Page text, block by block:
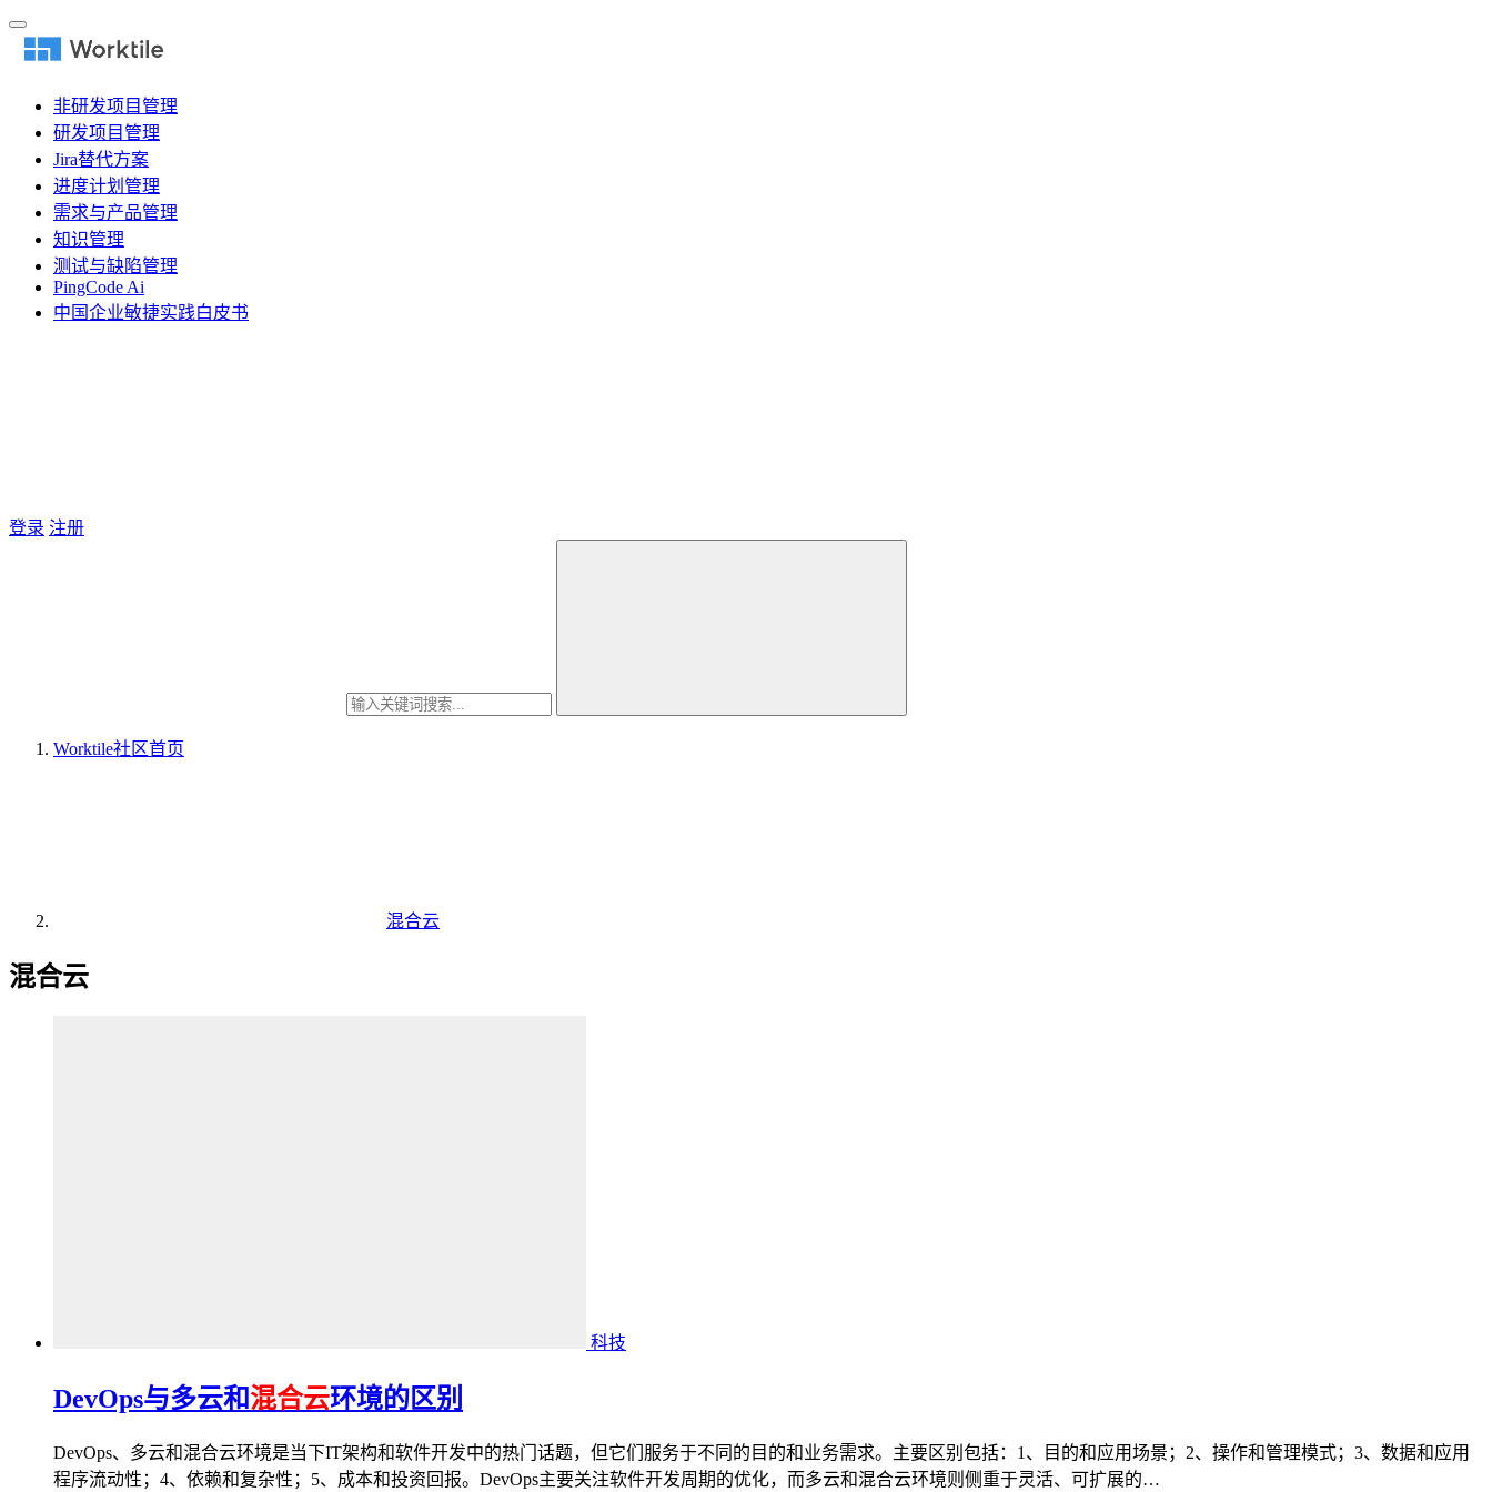
非研发项目管理
研发项目管理
Jira替代方案
进度计划管理
需求与产品管理
知识管理
测试与缺陷管理
PingCode Ai
中国企业敏捷实践白皮书
登录 注册
Worktile社区首页
混合云
混合云
科技
DevOps与多云和混合云环境的区别
DevOps、多云和混合云环境是当下IT架构和软件开发中的热门话题，但它们服务于不同的目的和业务需求。主要区别包括：1、目的和应用场景；2、操作和管理模式；3、数据和应用
程序流动性；4、依赖和复杂性；5、成本和投资回报。DevOps主要关注软件开发周期的优化，而多云和混合云环境则侧重于灵活、可扩展的…